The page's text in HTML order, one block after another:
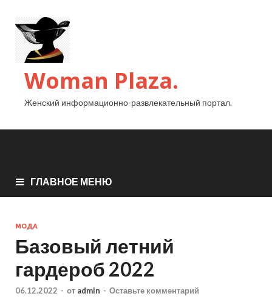
Woman Plaza.
Женский информационно-развлекательный портал.
ГЛАВНОЕ МЕНЮ
МОДА
Базовый летний
гардероб 2022
06.12.2022 - от admin - Оставьте комментарий